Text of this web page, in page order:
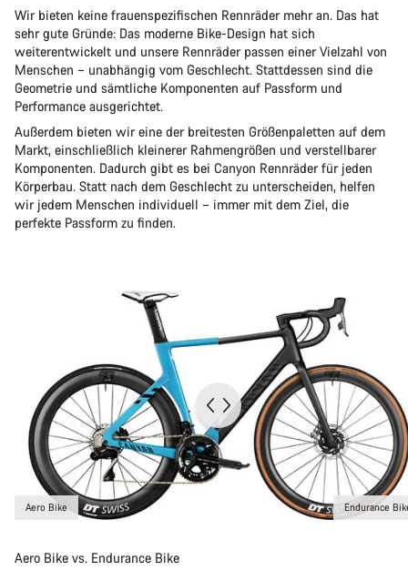
Wir bieten keine frauenspezifischen Rennräder mehr an. Das hat
sehr gute Gründe: Das moderne Bike-Design hat sich
weiterentwickelt und unsere Rennräder passen einer Vielzahl von
Menschen – unabhängig vom Geschlecht. Stattdessen sind die
Geometrie und sämtliche Komponenten auf Passform und
Performance ausgerichtet.
Außerdem bieten wir eine der breitesten Größenpaletten auf dem
Markt, einschließlich kleinerer Rahmengrößen und verstellbarer
Komponenten. Dadurch gibt es bei Canyon Rennräder für jeden
Körperbau. Statt nach dem Geschlecht zu unterscheiden, helfen
wir jedem Menschen individuell – immer mit dem Ziel, die
perfekte Passform zu finden.
Aero Bike Endurance
Aero Bike vs. Endurance Bike